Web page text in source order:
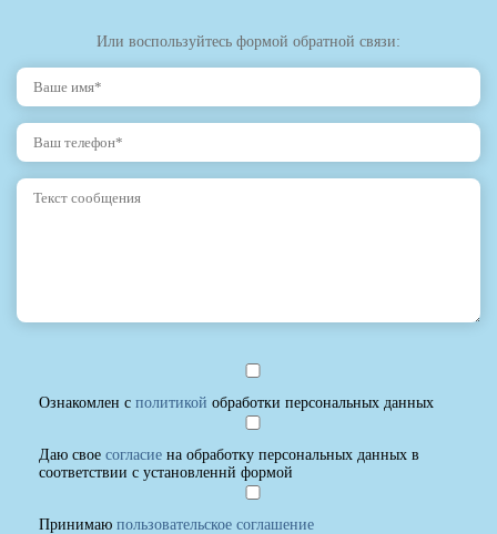
Или воспользуйтесь формой обратной связи:
Ознакомлен с политикой обработки персональных данных
Даю свое согласие на обработку персональных данных в
соответствии с установленнй формой
Принимаю пользовательское соглашение